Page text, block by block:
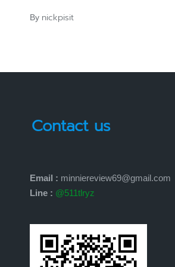
Posted
By nickpisit
Contact us
Email : minniereview69@gmail.com
Line : @511tlryz